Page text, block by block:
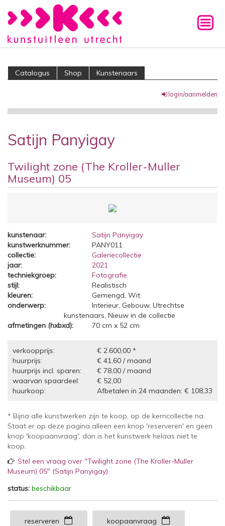
Catalogus Shop Kunstenaars
login/aanmelden
Satijn Panyigay
Twilight zone (The Kroller-Muller
Museum) 05
kunstenaar:
Satijn Panyigay
kunstwerknummer:
PANY011
collectie:
Galeriecollectie
jaar:
2021
techniekgroep:
Fotografie
stijl:
Realistisch
kleuren:
Gemengd, Wit
onderwerp:
Interieur, Gebouw, Utrechtse
kunstenaars, Nieuw in de collectie
afmetingen (hxbxd):
70 cm x 52 cm
verkoopprijs:
€ 2.600,00 *
huurprijs:
€ 41,60 / maand
huurprijs incl. sparen:
€ 78,00 / maand
waarvan spaardeel:
€ 52,00
huurkoop:
Afbetalen in 24 maanden: € 108,33
* Bijna alle kunstwerken zijn te koop, op de kerncollectie na.
Staat er op deze pagina alleen een knop 'reserveren' en geen
knop 'koopaanvraag', dan is het kunstwerk helaas niet te
koop.
Stel een vraag over "Twilight zone (The Kroller-Muller
Museum) 05" (Satijn Panyigay)
status: beschikbaar
reserveren koopaanvraag